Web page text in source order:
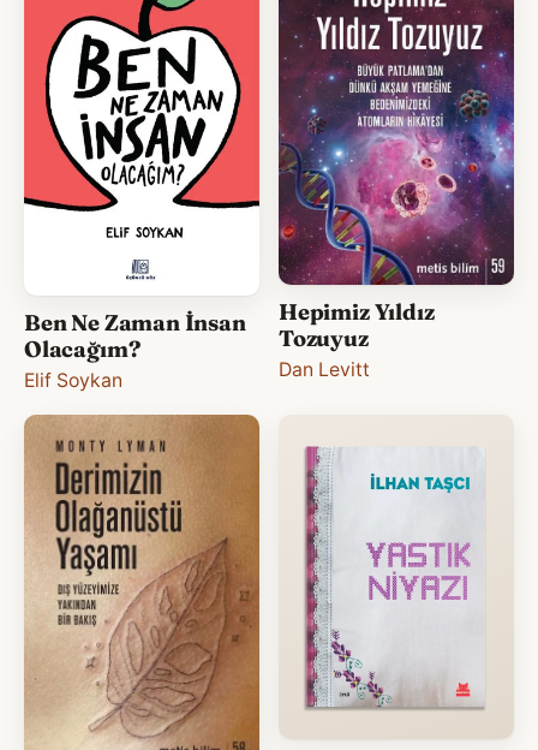
Ben Ne Zaman İnsan
Olacağım?
Elif Soykan
Hepimiz Yıldız
Tozuyuz
Dan Levitt